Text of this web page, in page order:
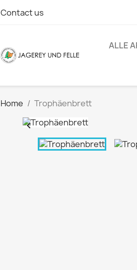
Contact us
ALLE
Home Trophäenbrett
